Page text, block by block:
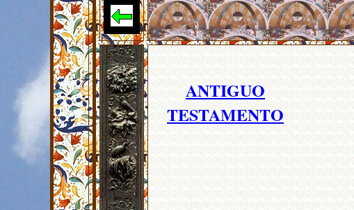
ANTIGUO
TESTAMENTO